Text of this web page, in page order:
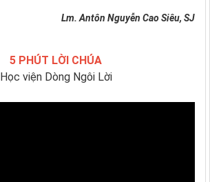
Lm. Antôn Nguyễn Cao Siêu, SJ
5 PHÚT LỜI CHÚA
Học viện Dòng Ngôi Lời